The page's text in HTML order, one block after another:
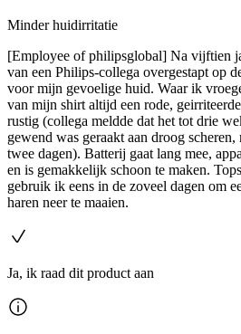
Minder huidirritatie
[Employee of philipsglobal] Na vijftien
van een Philips-collega overgestapt op
voor mijn gevoelige huid. Waar ik
van mijn shirt altijd een rode,
rustig (collega meldde dat het tot drie
gewend was geraakt aan droog
twee dagen). Batterij gaat lang mee,
en is gemakkelijk schoon te maken.
gebruik ik eens in de zoveel dagen om
haren neer te maaien.
Ja, ik raad dit product aan